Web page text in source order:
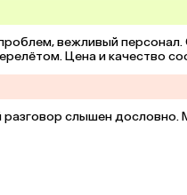
вежливый персонал.
Цена и качество
слышен дословно.